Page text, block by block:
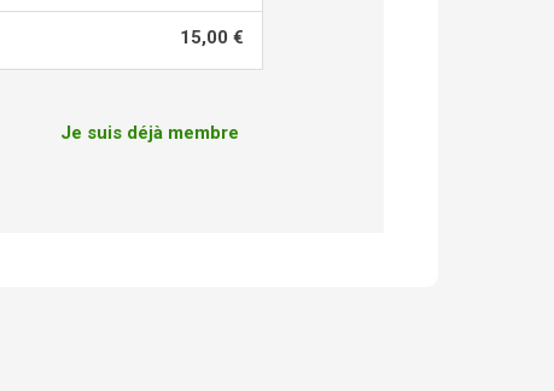
15,00 €
Je suis déjà membre